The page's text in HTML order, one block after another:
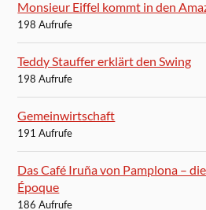
Monsieur Eiffel kommt in den
198 Aufrufe
Teddy Stauffer erklärt den Swing
198 Aufrufe
Gemeinwirtschaft
191 Aufrufe
Das Café Iruña von Pamplona –
Époque
186 Aufrufe